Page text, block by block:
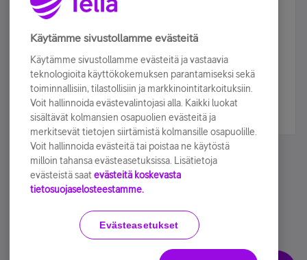
Älä jää paitsi – osallistu ja voita!
Tilaa Telian uutiskirje ja olet mukana arvonnassa.
sähköpostiisi.
Tilaa nyt
Käyttöehdot Accessibility statement
Käytämme sivustollamme evästeitä
Käytämme sivustollamme evästeitä ja vastaavia
teknologioita käyttökokemuksen parantamiseksi sekä
toiminnallisiin, tilastollisiin ja markkinointitarkoituksiin.
Voit hallinnoida evästevalintojasi alla. Kaikki luokat
sisältävät kolmansien osapuolien evästeitä ja
merkitsevät tietojen siirtämistä kolmansille osapuolille.
Voit hallinnoida evästeitä tai poistaa ne käytöstä
milloin tahansa evästeasetuksissa. Lisätietoja
evästeistä saat evästeitä koskevasta
tietosuojaselosteestamme.
Evästeasetukset